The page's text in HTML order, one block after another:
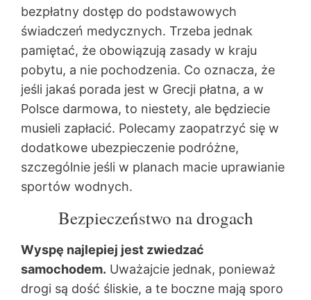
bezpłatny dostęp do podstawowych
świadczeń medycznych. Trzeba jednak
pamiętać, że obowiązują zasady w kraju
pobytu, a nie pochodzenia. Co oznacza, że
jeśli jakaś porada jest w Grecji płatna, a w
Polsce darmowa, to niestety, ale będziecie
musieli zapłacić. Polecamy zaopatrzyć się w
dodatkowe ubezpieczenie podróżne,
szczególnie jeśli w planach macie uprawianie
sportów wodnych.
Bezpieczeństwo na drogach
Wyspę najlepiej jest zwiedzać
samochodem. Uważajcie jednak, ponieważ
drogi są dość śliskie, a te boczne mają sporo